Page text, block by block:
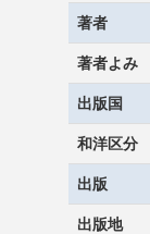
著者
著者よみ
出版国
和洋区分
出版
出版地